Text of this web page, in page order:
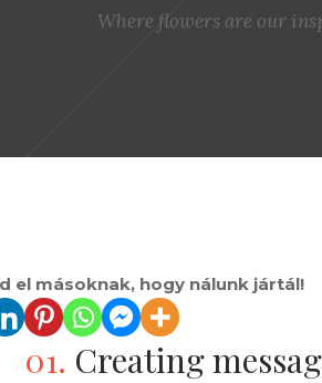
Where flowers are our
el másoknak, hogy nálunk jártál!
01. Creating